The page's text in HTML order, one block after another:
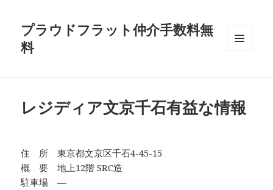
プラウドフラット仲介手数料無
料
レジディア文京千石有益な情報
住 所 東京都文京区千石4-45-15
概 要 地上12階 SRC造
駐車場 ―